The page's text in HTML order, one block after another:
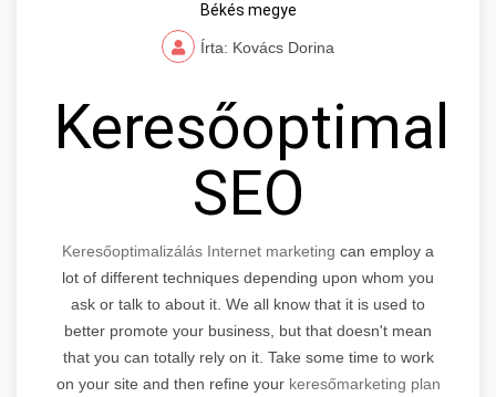
Békés megye
Írta: Kovács Dorina
SEO
Keresőoptimalizálás Internet marketing can employ a
lot of different techniques depending upon whom you
ask or talk to about it. We all know that it is used to
better promote your business, but that doesn't mean
that you can totally rely on it. Take some time to work
on your site and then refine your keresőmarketing plan